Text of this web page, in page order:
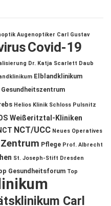
Augenoptiker Carl Gustav
Covid-19
Dr. Katja Scarlett Daub
Elblandklinikum
Gesundheitszentrum
Helios Klinik Schloss Pulsnitz
Weißeritztal-Kliniken
NCT/UCC Neues Operatives
Pflege Prof. Albrecht
St. Joseph-Stift Dresden
Gesundheitsforum Top
Carl